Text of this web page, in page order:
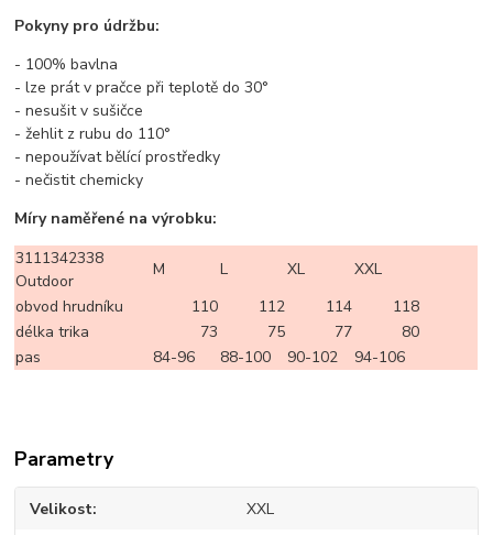
Pokyny pro údržbu:
- 100% bavlna
- lze prát v pračce při teplotě do 30°
- nesušit v sušičce
- žehlit z rubu do 110°
- nepoužívat bělící prostředky
- nečistit chemicky
Míry naměřené na výrobku:
3111342338
Outdoor
M L XL
XXL
obvod hrudníku
110 112 114
118
délka trika
73 75 77
80
pas
84-96 88-100 90-102 94-106
Parametry
Velikost XXL